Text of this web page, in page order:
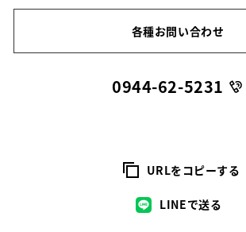
各種お問い合わせ
0944-62-5231
URLをコピーする
LINEで送る